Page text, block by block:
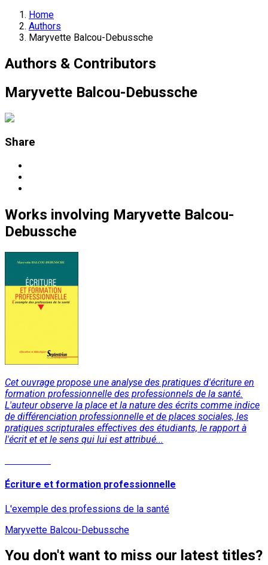
Home
Authors
Maryvette Balcou-Debussche
Authors & Contributors
Maryvette Balcou-Debussche
Share
Works involving Maryvette Balcou-
Debussche
Cet ouvrage propose une analyse des pratiques d'écriture en
formation professionnelle des professionnels de la santé.
L'auteur observe la place et la nature des écrits comme indice
de différenciation professionnelle et de places sociales, les
pratiques scripturales effectives des étudiants, le rapport à
l'écrit et et le sens qui lui est attribué...
Écriture et formation professionnelle
L'exemple des professions de la santé
Maryvette Balcou-Debussche
You don't want to miss our latest titles?